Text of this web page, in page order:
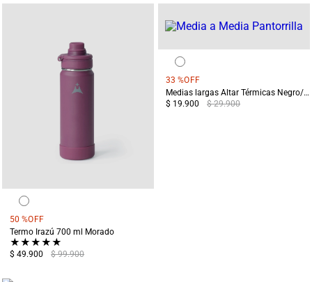
50 %OFF
Termo Irazú 700 ml Morado
★★★★★
$ 49.900 $ 99.900
33 %OFF
Medias largas Altar Térmicas Negro/Blanco
$ 19.900
$ 29.900